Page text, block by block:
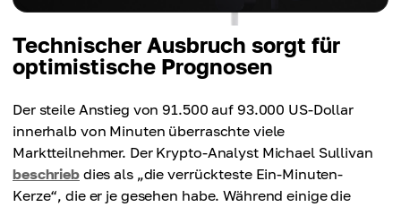
Technischer Ausbruch sorgt für
optimistische Prognosen
Der steile Anstieg von 91.500 auf 93.000 US-Dollar
innerhalb von Minuten überraschte viele
Marktteilnehmer. Der Krypto-Analyst Michael Sullivan
beschriebdies als „die verrückteste Ein-Minuten-
Kerze“, die er je gesehen habe. Während einige die